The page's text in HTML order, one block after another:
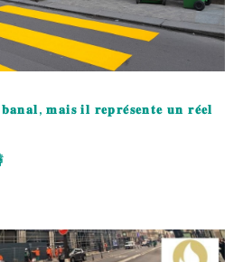
𝐦𝐚𝐢𝐬 𝐢𝐥 𝐫𝐞𝐩𝐫𝐞́𝐬𝐞𝐧𝐭𝐞 𝐮𝐧 𝐫𝐞́𝐞𝐥